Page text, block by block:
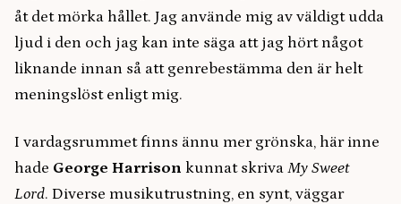
åt det mörka hållet. Jag använde mig av väldigt udda
ljud i den och jag kan inte säga att jag hört något
liknande innan så att genrebestämma den är helt
meningslöst enligt mig.
I vardagsrummet finns ännu mer grönska, här inne
hade George Harrison kunnat skriva My Sweet
Lord. Diverse musikutrustning, en synt, väggar